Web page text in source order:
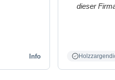
Info